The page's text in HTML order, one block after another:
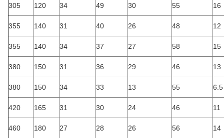
305 120 34 49 30 55 16
355 140 31 40 26 48 12
355 140 34 37 27 58 15
380 150 31 36 29 46 13
380 150 34 33 13 55 6.5
420 165 31 30 24 46 11
460 180 27 28 26 56
14